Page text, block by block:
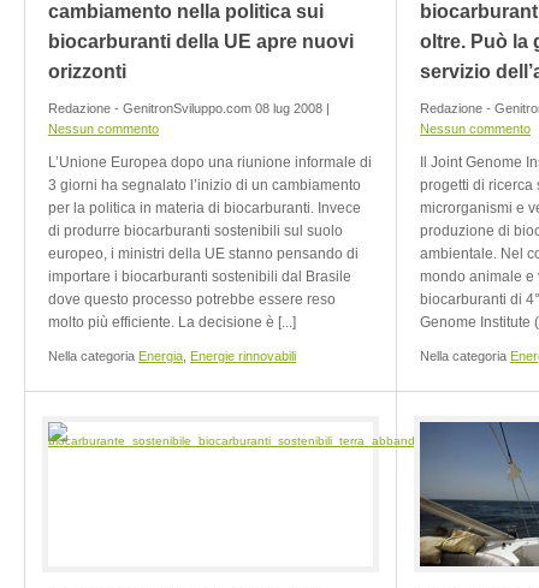
cambiamento nella politica sui
biocarburanti della UE apre nuovi
orizzonti
Redazione - GenitronSviluppo.com 08 lug 2008 |
Nessun commento
L’Unione Europea dopo una riunione informale di
3 giorni ha segnalato l’inizio di un cambiamento
per la politica in materia di biocarburanti. Invece
di produrre biocarburanti sostenibili sul suolo
europeo, i ministri della UE stanno pensando di
importare i biocarburanti sostenibili dal Brasile
dove questo processo potrebbe essere reso
molto più efficiente. La decisione è [...]
Nella categoria Energia Energie rinnovabili
oltre. Può la
servizio
Redazione -
Nessun commento
Il Joint Genome
progetti di ricerca
microrganismi e
produzione di
ambientale. Nel
mondo animale e
biocarburanti di
Genome Institute
Nella categoria